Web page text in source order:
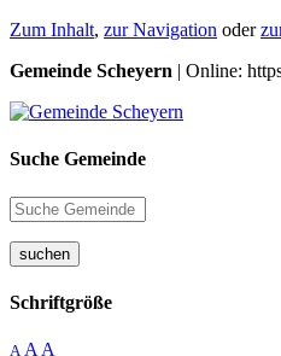
Zum Inhalt, zur Navigation oder
Gemeinde Scheyern | Online:
Suche Gemeinde
suchen
Schriftgröße
A A A